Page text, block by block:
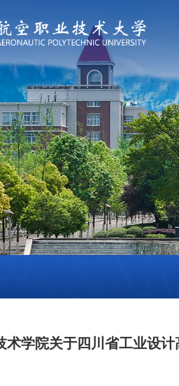
术学院关于四川省工业设